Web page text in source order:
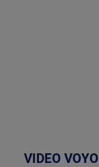
VIDEO VOYO